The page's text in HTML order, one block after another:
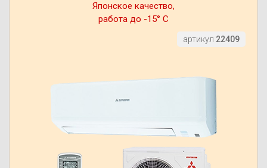
Японское качество,
работа до -15° С
артикул 22409